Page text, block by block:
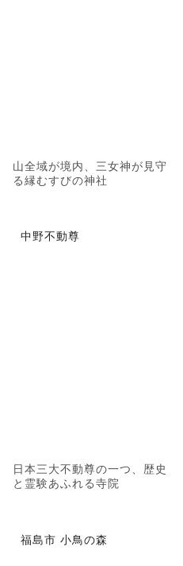
山全域が境内、三女神が見守
る縁むすびの神社
中野不動尊
日本三大不動尊の一つ、歴史
と霊験あふれる寺院
福島市 小鳥の森